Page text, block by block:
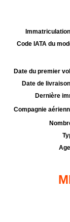
Code IATA du
Date du premier
Date de
Dernière
Compagnie